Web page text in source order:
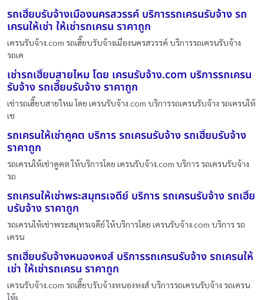
รถเฮี๊ยบรับจ้างเมืองนครสวรรค์ บริการรถเครนรับจ้าง รถ
เครนให้เช่า ให้เช่ารถเครน ราคาถูก
เครนรับจ้าง.com รถเฮี๊ยบรับจ้างเมืองนครสวรรค์ บริการรถเครนรับจ้าง
รถเค
เช่ารถเฮี๊ยบสายไหม โดย เครนรับจ้าง.com บริการรถเครน
รับจ้าง รถเฮี๊ยบรับจ้าง ราคาถูก
เช่ารถเฮี๊ยบสายไหม โดย เครนรับจ้าง.com บริการรถเครนรับจ้าง รถเครนให้
เช
รถเครนให้เช่าคูคต บริการ รถเครนรับจ้าง รถเฮี๊ยบรับจ้าง
ราคาถูก
รถเครนให้เช่าคูคต ให้บริการโดย เครนรับจ้าง.com บริการ รถเครนรับจ้าง
รถ
รถเครนให้เช่าพระสมุทรเจดีย์ บริการ รถเครนรับจ้าง รถเฮี๊ย
บรับจ้าง ราคาถูก
รถเครนให้เช่าพระสมุทรเจดีย์ ให้บริการโดย เครนรับจ้าง.com บริการ รถ
เครน
รถเฮี๊ยบรับจ้างหนองหงส์ บริการรถเครนรับจ้าง รถเครนให้
เช่า ให้เช่ารถเครน ราคาถูก
เครนรับจ้าง.com รถเฮี๊ยบรับจ้างหนองหงส์ บริการรถเครนรับจ้าง รถเครน
ให้เ